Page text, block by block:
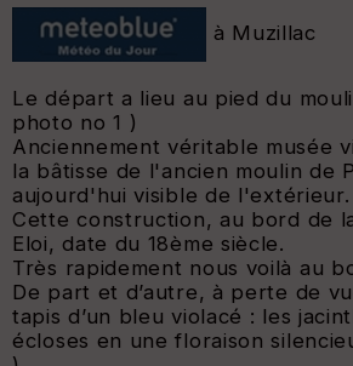
à Muzillac
Le départ a lieu au pied du
photo no 1 )
Anciennement véritable musée
la bâtisse de l'ancien moulin de
aujourd'hui visible de l'extérieur.
Cette construction, au bord de
Eloi, date du 18ème siècle.
Très rapidement nous voilà au
De part et d’autre, à perte de
tapis d’un bleu violacé : les
écloses en une floraison